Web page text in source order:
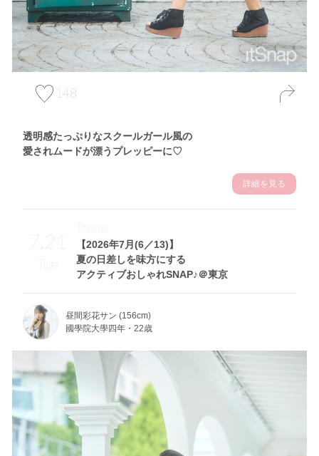
148
透明感たっぷりなスクールガール風の
愛されムードが漂うプレッピーに♡
詳細を見る
7.21
Tue
【2026年7月(6／13)】
夏の日差しを味方にする
アクティブおしゃれSNAP♪＠東京
Theme
昼間彩花サン (156cm)
國學院大學四年・22歳